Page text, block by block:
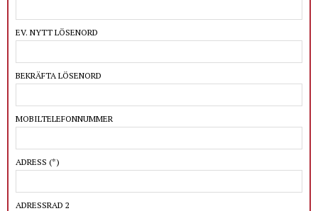
EV. NYTT LÖSENORD
BEKRÄFTA LÖSENORD
MOBILTELEFONNUMMER
ADRESS (*)
ADRESSRAD 2